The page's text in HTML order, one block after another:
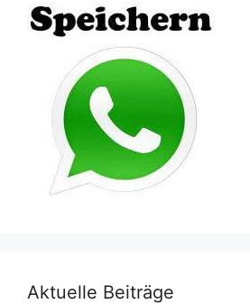
Aktuelle Beiträge